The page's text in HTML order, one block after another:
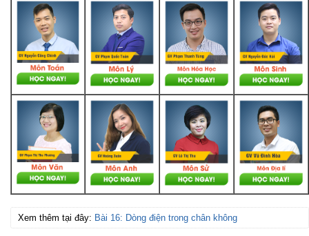
Xem thêm tại đây: Bài 16: Dòng điện trong chân không